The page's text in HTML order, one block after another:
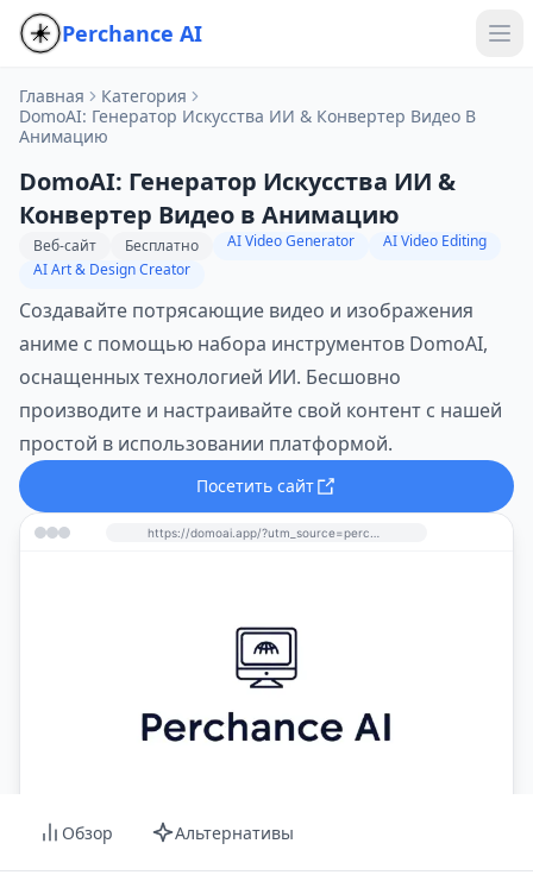
Perchance AI
Главная
Категория
DomoAI: Генератор Искусства ИИ & Конвертер Видео В
Анимацию
DomoAI: Генератор Искусства ИИ &
Конвертер Видео в Анимацию
Веб-сайт Бесплатно AI Video Generator
AI Video Editing
AI Art & Design Creator
Создавайте потрясающие видео и изображения
аниме с помощью набора инструментов DomoAI,
оснащенных технологией ИИ. Бесшовно
производите и настраивайте свой контент с нашей
простой в использовании платформой.
Посетить сайт
Обзор Альтернативы